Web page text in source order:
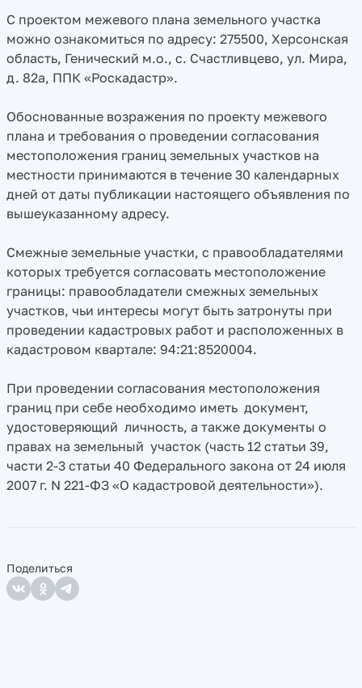
С проектом межевого плана земельного участка
можно ознакомиться по адресу: 275500, Херсонская
область, Генический м.о., с. Счастливцево, ул. Мира,
д. 82а, ППК «Роскадастр».
Обоснованные возражения по проекту межевого
плана и требования о проведении согласования
местоположения границ земельных участков на
местности принимаются в течение 30 календарных
дней от даты публикации настоящего объявления по
вышеуказанному адресу.
Смежные земельные участки, с правообладателями
которых требуется согласовать местоположение
границы: правообладатели смежных земельных
участков, чьи интересы могут быть затронуты при
проведении кадастровых работ и расположенных в
кадастровом квартале: 94:21:8520004.
При проведении согласования местоположения
границ при себе необходимо иметь документ,
удостоверяющий личность, а также документы о
правах на земельный участок (часть 12 статьи 39,
части 2-3 статьи 40 Федерального закона от 24 июля
2007 г. N 221-ФЗ «О кадастровой деятельности»).
Поделиться